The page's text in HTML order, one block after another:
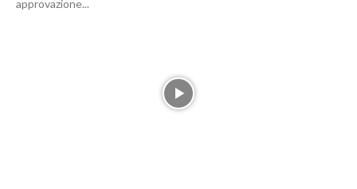
approvazione...